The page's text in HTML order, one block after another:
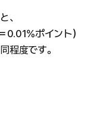
、
ポイント）
程度です。